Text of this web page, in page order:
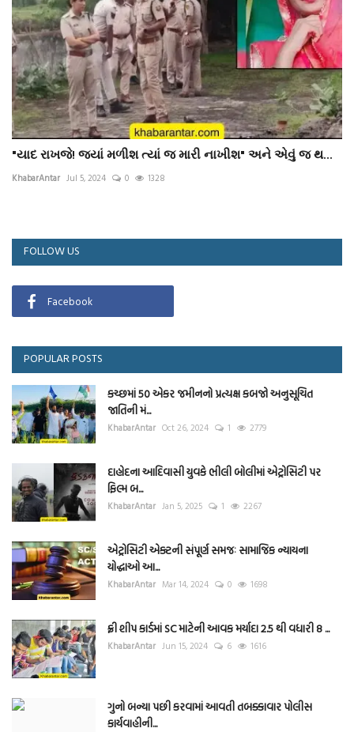
"યાદ રાખજે! જ્યાં મળીશ ત્યાં જ મારી નાખીશ" અને એવું જ થ...
KhabarAntar Jul 5, 2024 0 1328
FOLLOW US
Facebook
POPULAR POSTS
કચ્છમાં 50 એકર જમીનનો પ્રત્યક્ષ કબજો અનુસૂચિત
જાતિની મં...
KhabarAntar Oct 26, 2024 1 2779
દાહોદના આદિવાસી યુવકે ભીલી બોલીમાં એટ્રોસિટી પર
ફિલ્મ બ...
KhabarAntar Jan 5, 2025 1 2267
એટ્રોસિટી એક્ટની સંપૂર્ણ સમજઃ સામાજિક ન્યાયના
યોદ્ધાઓ આ...
KhabarAntar Mar 14, 2024 0 1698
ફ્રી શીપ કાર્ડમાં SC માટેની આવક મર્યાદા 2.5 થી વધારી 8 ...
KhabarAntar Jun 15, 2024 6 1616
ગુનો બન્યા પછી કરવામાં આવતી તબક્કાવાર પોલીસ
કાર્યવાહીની...